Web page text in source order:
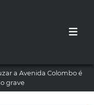
a Avenida Colombo é
grave